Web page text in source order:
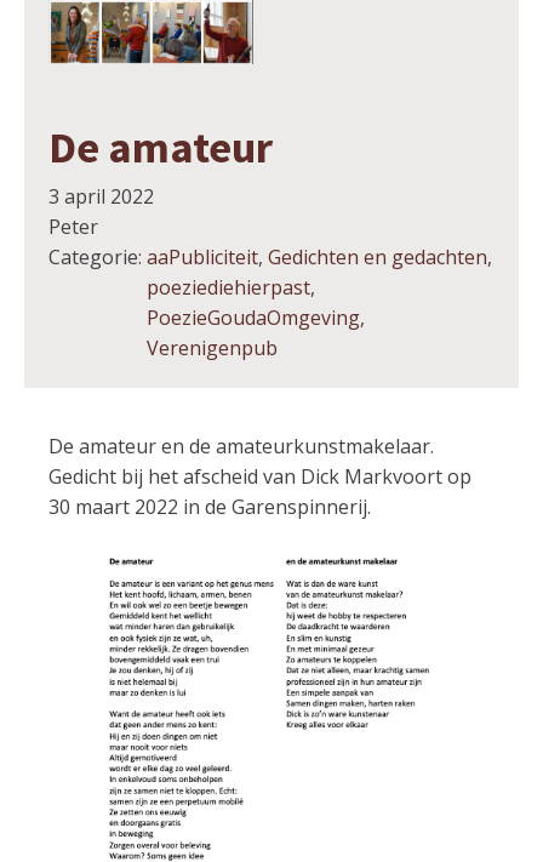
De amateur
3 april 2022
Peter
Categorie: aaPubliciteit, Gedichten en gedachten,
poeziediehierpast,
PoezieGoudaOmgeving,
Verenigenpub
De amateur en de amateurkunstmakelaar.
Gedicht bij het afscheid van Dick Markvoort op
30 maart 2022 in de Garenspinnerij.